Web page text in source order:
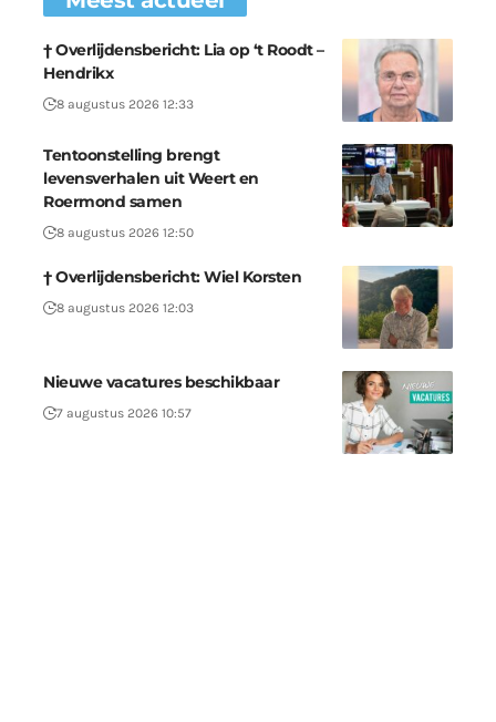
† Overlijdensbericht: Lia op ‘t Roodt –
Hendrikx
8 augustus 2026 12:33
Tentoonstelling brengt
levensverhalen uit Weert en
Roermond samen
8 augustus 2026 12:50
† Overlijdensbericht: Wiel Korsten
8 augustus 2026 12:03
Nieuwe vacatures beschikbaar
7 augustus 2026 10:57